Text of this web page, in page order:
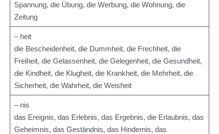
Spannung, die Übung, die Werbung, die Wohnung, die
Zeitung
– heit
die Bescheidenheit, die Dummheit, die Frechheit, die
Freiheit, die Gelassenheit, die Gelegenheit, die Gesundheit,
die Kindheit, die Klugheit, die Krankheit, die Mehrheit, die
Sicherheit, die Wahrheit, die Weisheit
– nis
das Ereignis, das Erlebnis, das Ergebnis, die Erlaubnis, das
Geheimnis, das Geständnis, das Hindernis, das